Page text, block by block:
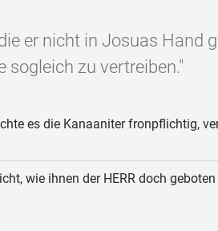
er nicht in Josuas Hand
sogleich zu vertreiben."
es die Kanaaniter fronpflichtig,
wie ihnen der HERR doch geboten